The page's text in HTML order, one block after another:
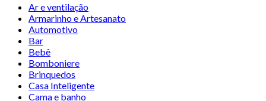
Ar e ventilação
Armarinho e Artesanato
Automotivo
Bar
Bebê
Bomboniere
Brinquedos
Casa Inteligente
Cama e banho